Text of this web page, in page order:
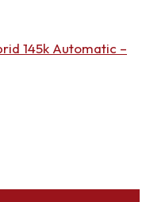
145k Automatic –